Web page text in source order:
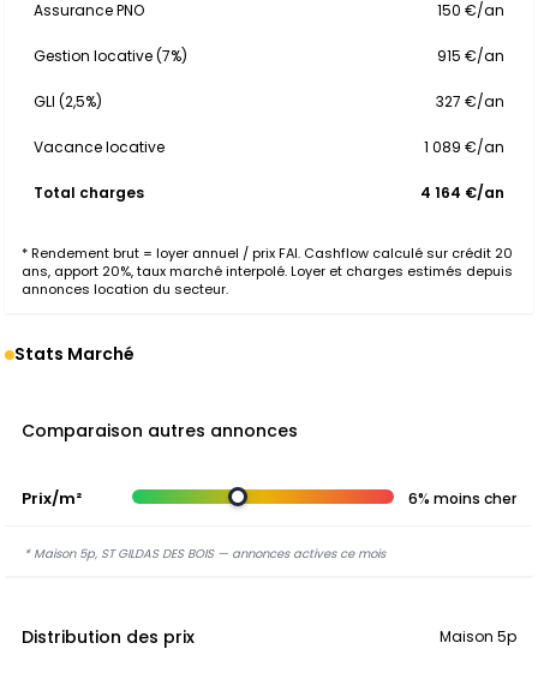
Assurance PNO 150 €/an
Gestion locative (7%) 915 €/an
GLI (2,5%) 327 €/an
Vacance locative 1 089 €/an
Total charges 4 164 €/an
* Rendement brut = loyer annuel / prix FAI. Cashflow calculé sur crédit 20
ans, apport 20%, taux marché interpolé. Loyer et charges estimés depuis
annonces location du secteur.
Stats Marché
Comparaison autres annonces
Prix/m² 6% moins cher
* Maison 5p, ST GILDAS DES BOIS — annonces actives ce mois
Distribution des prix Maison 5p